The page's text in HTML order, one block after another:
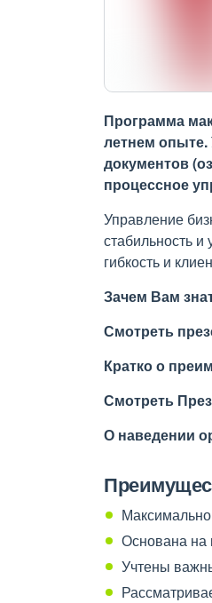
Программа
летнем
документов
процессное
Управление
стабильность
гибкость и
Зачем Вам
Смотреть
Кратко о
Смотреть
О наведении
Основана на
Учтены